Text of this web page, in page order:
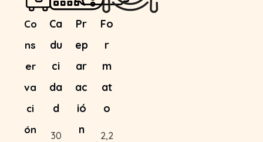
Co
ns
er
va
ci
ón
Ca
du
ci
da
d
30
Pr
ep
ar
ac
ió
n
Fo
r
m
at
o
2,2